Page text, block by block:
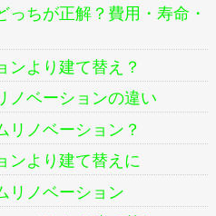
ちが正解？費用・寿命・
ンより建て替え？
ノベーションの違い
リノベーション？
ンより建て替えに
リノベーション